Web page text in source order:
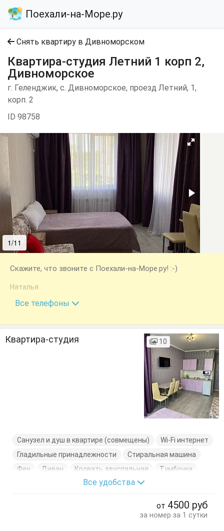
Поехали-на-Море.ру
Снять квартиру в Дивноморском
Квартира-студия Летний 1 корп 2,
Дивноморское
г. Геленджик, с. Дивноморское, проезд Летний, 1,
корп. 2
ID 98758
1/11
Скажите, что звоните с Поехали-на-Море.ру! :-)
Наталья
+7 (903) 466-77-39
Все телефоны
Квартира-студия 10
Санузел и душ в квартире (совмещены)
Wi-Fi интернет
Гладильные принадлежности
Стиральная машина
Фен
Диван Кровать двуспальная Тумбочки
Все удобства
от 4500 руб
за номер за 1 сутки